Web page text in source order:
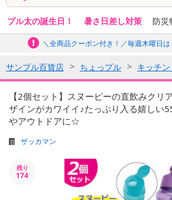
プル太の誕生日！ 暑さ日差し対策 防災
＼全商品クーポン付き！／毎週木曜日は
サンプル百貨店 ちょっプル キッチ
【2個セット】スヌーピーの直飲みク
ザインがカワイイ♪たっぷり入る嬉しい
やアウトドアに☆
ザッカマン
残り
174